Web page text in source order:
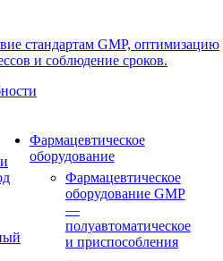
стандартам GMP, оптимизацию
и соблюдение сроков.
Фармацевтическое
оборудование
Фармацевтическое
оборудование GMP
—
полуавтоматическое
и приспособления